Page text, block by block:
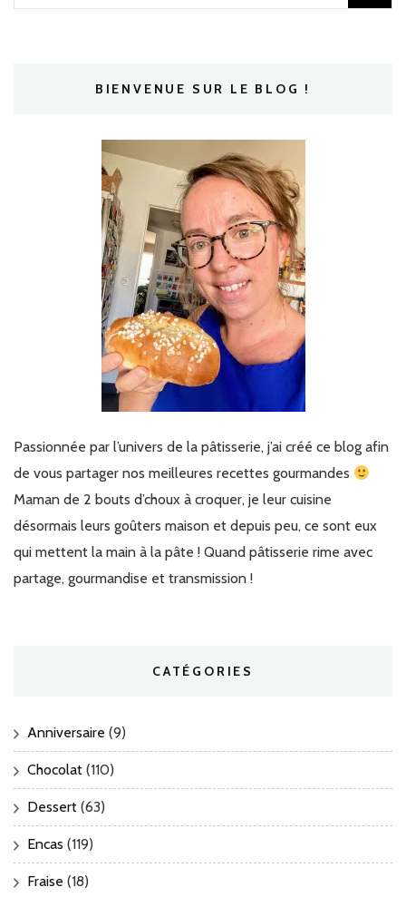
BIENVENUE SUR LE BLOG !
Passionnée par l’univers de la pâtisserie, j’ai créé ce blog afin
de vous partager nos meilleures recettes gourmandes
Maman de 2 bouts d’choux à croquer, je leur cuisine
désormais leurs goûters maison et depuis peu, ce sont eux
qui mettent la main à la pâte ! Quand pâtisserie rime avec
partage, gourmandise et transmission !
CATÉGORIES
Anniversaire (9)
Chocolat (110)
Dessert (63)
Encas (119)
Fraise (18)